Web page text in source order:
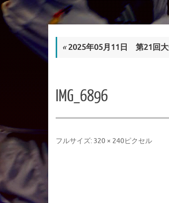
ッ
プ
ツ
へ
ス
キ
ッ
プ
«2025年05月11日 第21回大
IMG_6896
フルサイズ: 320 × 240ピクセル